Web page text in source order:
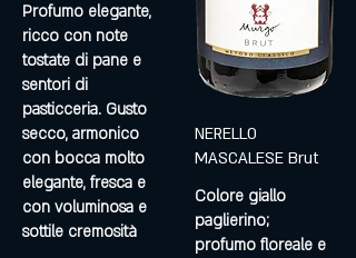
Profumo elegante,
ricco con note
tostate di pane e
sentori di
pasticceria. Gusto
secco, armonico
con bocca molto
elegante, fresca e
con voluminosa e
sottile cremosità
NERELLO
MASCALESE Brut
Colore giallo
paglierino;
profumo floreale e